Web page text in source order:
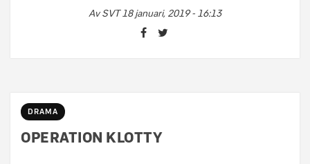
AvSVT 18 januari, 2019 - 16:13
DRAMA
OPERATION KLOTTY